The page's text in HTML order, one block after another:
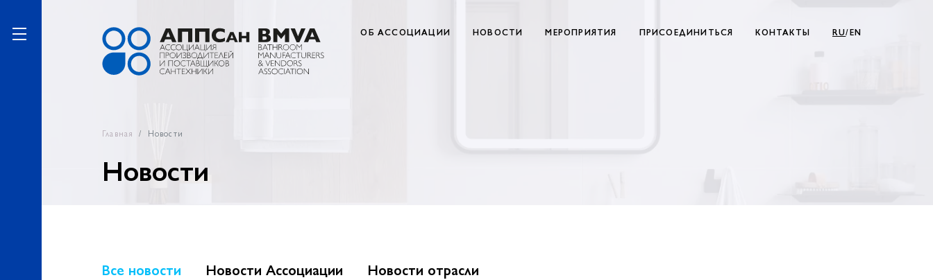
ОБ АССОЦИАЦИИ НОВОСТИ МЕРОПРИЯТИЯ ПРИСОЕДИНИТЬСЯ КОНТАКТЫ RU/EN
Главная Новости
Новости
Все новости Новости Ассоциации Новости отрасли